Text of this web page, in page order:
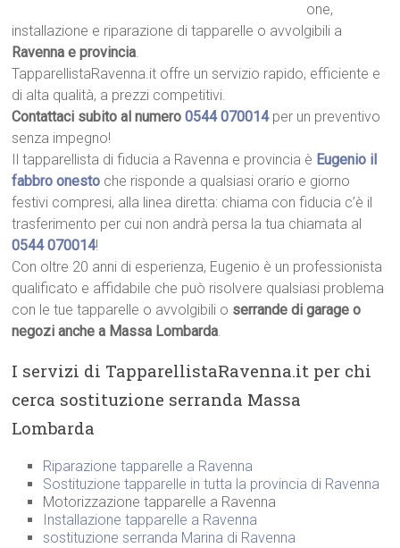
one,
installazione e riparazione di tapparelle o avvolgibili a
Ravenna e provincia.
TapparellistaRavenna.it offre un servizio rapido, efficiente e
di alta qualità, a prezzi competitivi.
Contattaci subito al numero0544 070014per un preventivo
senza impegno!
Il tapparellista di fiducia a Ravenna e provincia è Eugenio il
fabbro onesto che risponde a qualsiasi orario e giorno
festivi compresi, alla linea diretta: chiama con fiducia c’è il
trasferimento per cui non andrà persa la tua chiamata al
0544 070014!
Con oltre 20 anni di esperienza, Eugenio è un professionista
qualificato e affidabile che può risolvere qualsiasi problema
con le tue tapparelle o avvolgibili o serrande di garage o
negozi anche a Massa Lombarda.
I servizi di TapparellistaRavenna.it per chi
cerca sostituzione serranda Massa
Lombarda
Riparazione tapparelle a Ravenna
Sostituzione tapparelle in tutta la provincia di Ravenna
Motorizzazione tapparelle a Ravenna
Installazione tapparelle a Ravenna
sostituzione serranda Marina di Ravenna